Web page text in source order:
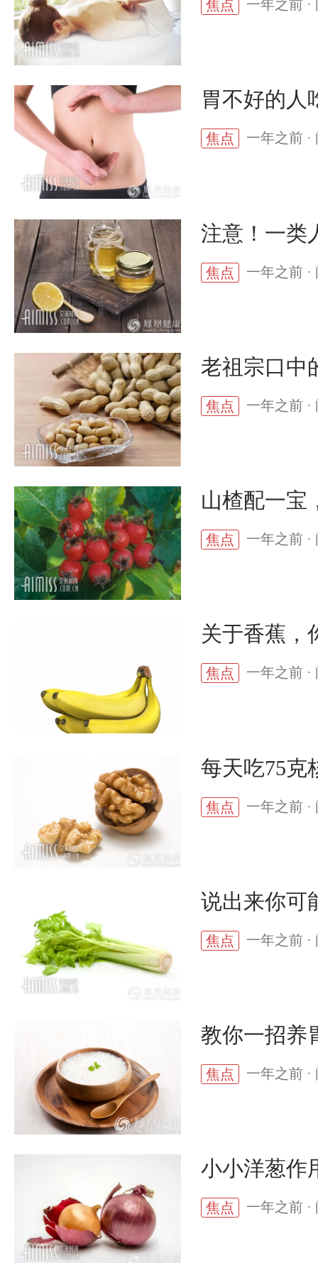
焦点 一年之前 ·
胃不好的人
焦点 一年之前 ·
注意！一类
焦点 一年之前 ·
老祖宗口中
焦点 一年之前 ·
山楂配一宝
焦点 一年之前 ·
关于香蕉
焦点 一年之前 ·
每天吃75克
焦点 一年之前 ·
说出来你可
焦点 一年之前 ·
教你一招养
焦点 一年之前 ·
小小洋葱作
焦点 一年之前 ·